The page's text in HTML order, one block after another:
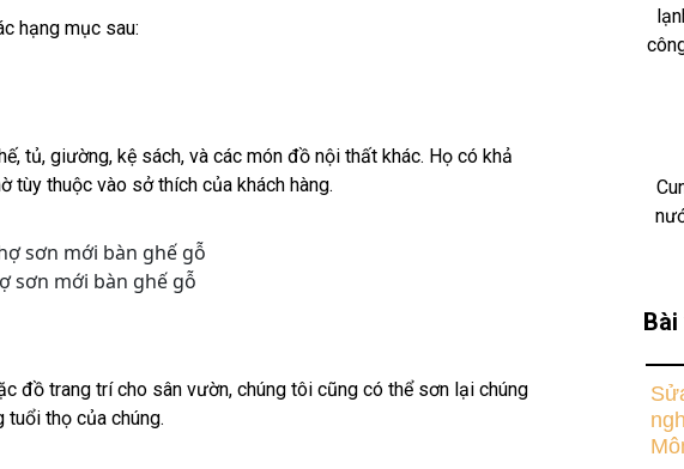
hạng mục sau:
tủ, giường, kệ sách, và các món đồ nội thất khác. Họ có khả
tùy thuộc vào sở thích của khách hàng.
sơn mới bàn ghế gỗ
đồ trang trí cho sân vườn, chúng tôi cũng có thể sơn lại chúng
thọ của chúng.